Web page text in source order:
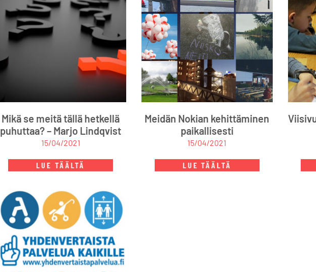
Mikä se meitä tällä hetkellä
puhuttaa? – Marjo Lindqvist
15/04/2021
LUE TÄÄLTÄ
Meidän Nokian kehittäminen
paikallisesti
15/04/2021
LUE TÄÄLTÄ